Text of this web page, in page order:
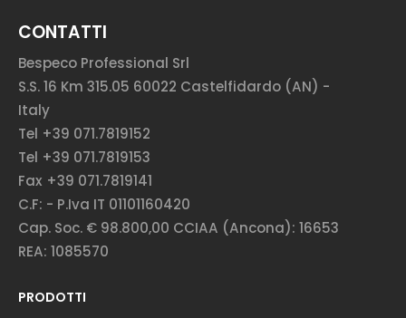
CONTATTI
Bespeco Professional Srl
S.S. 16 Km 315.05 60022 Castelfidardo (AN) -
Italy
Tel +39 071.7819152
Tel +39 071.7819153
Fax +39 071.7819141
C.F: - P.Iva IT 01101160420
Cap. Soc. € 98.800,00 CCIAA (Ancona): 16653
REA: 1085570
PRODOTTI